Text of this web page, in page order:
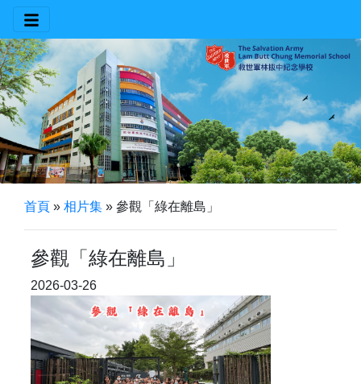
首頁 » 相片集 » 參觀「綠在離島」
參觀「綠在離島」
2026-03-26